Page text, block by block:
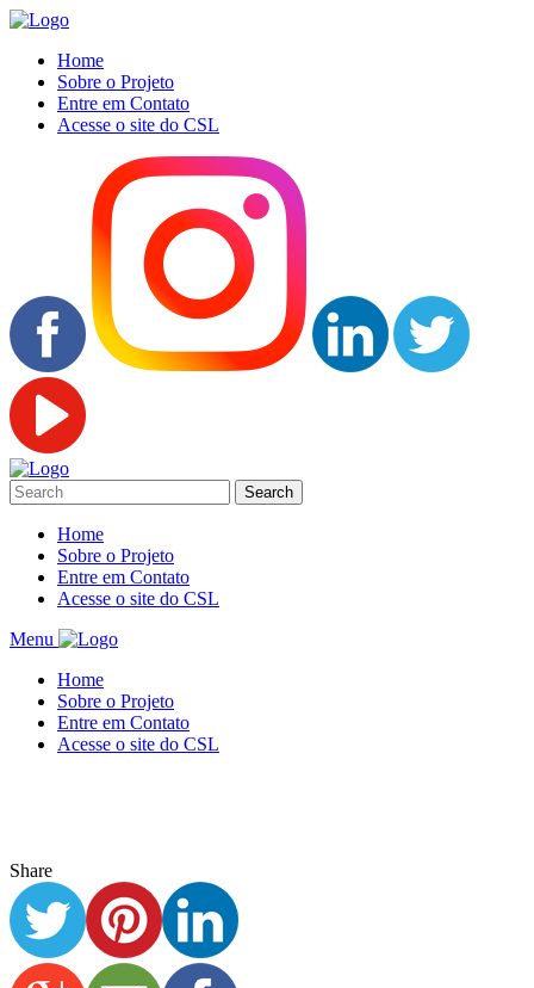
Home
Sobre o Projeto
Entre em Contato
Acesse o site do CSL
Home
Sobre o Projeto
Entre em Contato
Acesse o site do CSL
Menu
Home
Sobre o Projeto
Entre em Contato
Acesse o site do CSL
Share